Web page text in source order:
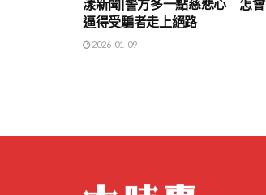
漾新聞|警方多一點慈悲心 怎會
逼得受騙者走上絕路
2026-01-09